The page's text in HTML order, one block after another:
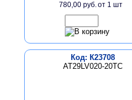
780,00 руб.от 1 шт
Код: К23708
AT29LV020-20TC